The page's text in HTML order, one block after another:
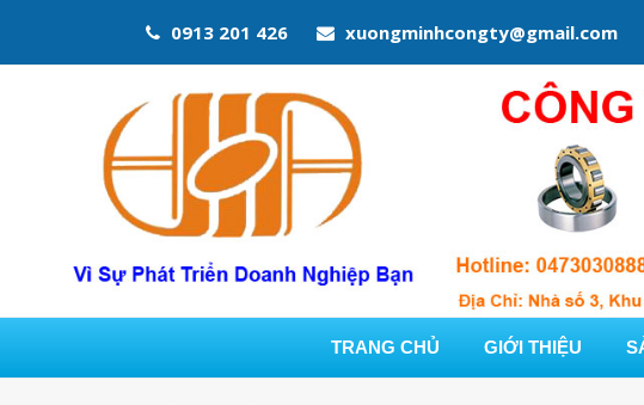
0913 201 426 xuongminhcongty@gmail.com
TRANG CHỦ GIỚI THIỆU